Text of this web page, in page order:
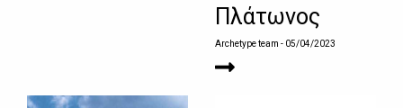
Πλάτωνος
Archetype team - 05/04/2023